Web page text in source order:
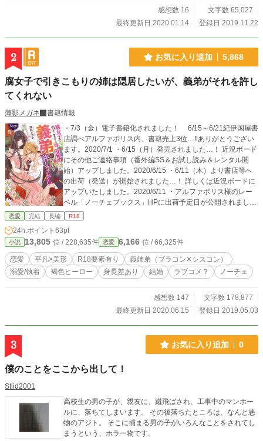
感想数 16
文字数 65,027
最終更新日 2020.01.14
登録日 2019.11.22
2 お気に入り追加 5,868
腐女子で引きこもりの姉は隠居したいが、義弟がそれを許し
てくれない
薄影メガネ
書籍情報
・7/3（金）電子書籍化されました！ 6/15～6/21紀伊国屋書
店調べアルファポリス内、書籍売上3位…‼ありがとうござい
ます。2020/7/1 ・6/15（月）発売されました…！ 近況ボード
にその他ご連絡事項（番外編SS＆お試し読み＆レンタル開
始）アップしました。2020/6/15 ・6/11（木）より書店等へ
の出荷（発送）が開始されました…！ 詳しくは近況ボードに
アップいたしました。2020/6/11 ・アルファポリス様のレー
ベル「ノーチェブックス」HPに出荷予定日が公開されまし
た…！ 【出荷予定「6月11日頃」】となります。2020/6/4 ・
0/5/22 ・書籍化作業に伴いまして、一部引き下げました。20
20/5/10 ノーチェブックスHPはこちら↓ https://www.noche-bo
oks.com/ ノーチェブックスHPより抜粋↓ 父の死をきっかけ
に、女ながらも伯爵家の当主となってしまった、腐女子で引
きこもりの伯爵令嬢ユイリー。そんな彼女を支えてくれたの
けれど、不甲斐ない義姉に代わり、当主代行の務めを立派に
果たしてくれている。そこでユイリーは、成人したラースに
くそ笑み、いざ出立の日。どういうわけか隠居計画があっさ
りラースにバレてしまい、おまけに「姉さんを妻にする」と
大・爆・発の蜜愛ファンタジー!! ↑ここまで、 ※何だかんだで
恋愛 完結 長編 R18
24h.ポイント 63pt
小説 13,805 位 / 228,635件 恋愛 6,166 位 / 66,325件
恋愛 平凡×美形 R18要素有り
義姉弟（ブラコン✕シスコン）
溺愛/執着
褐色ヒーロー 身長差あり 結婚 ラブコメ？ ノーチェ
感想数 147
文字数 178,877
最終更新日 2020.06.15
登録日 2019.05.03
3 お気に入り追加 0
僕のことをここから出して！
Stiid2001
高校生の男の子が、親友に、蹴飛ばされ、工事中のマンホー
ルに、落ちてしまいます。 その後落ちたところは、なんと悪
物のアジト。 そこに捕まる男の子がいろんなことをされてし
まうという、ホラー物です。